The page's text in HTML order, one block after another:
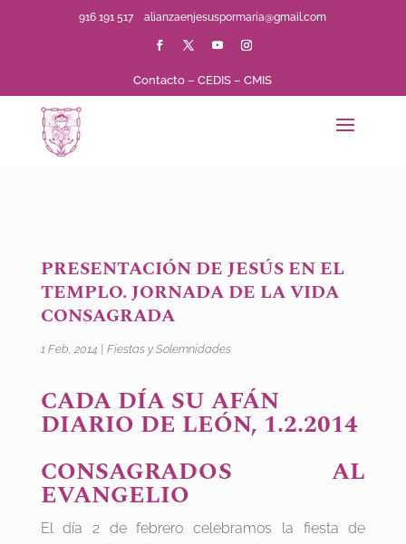
916 191 517alianzaenjesuspormaria@gmail.com
Contacto –CEDIS –CMIS
PRESENTACIÓN DE JESÚS EN EL
TEMPLO. JORNADA DE LA VIDA
CONSAGRADA
1 Feb, 2014 Fiestas y Solemnidades
CADA DÍA SU AFÁN
DIARIO DE LEÓN, 1.2.2014
CONSAGRADOS AL
EVANGELIO
El día 2 de febrero celebramos la fiesta de